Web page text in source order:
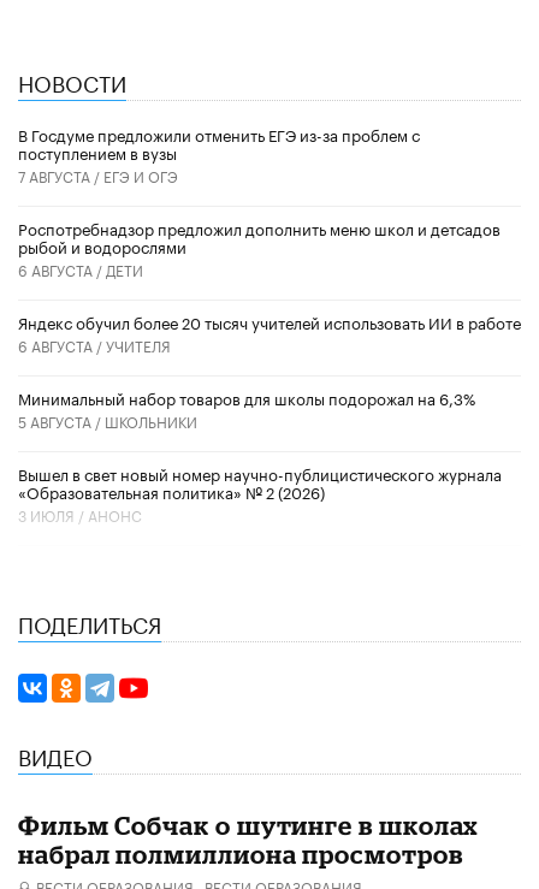
НОВОСТИ
В Госдуме предложили отменить ЕГЭ из-за проблем с
поступлением в вузы
7 АВГУСТА / ЕГЭ И ОГЭ
Роспотребнадзор предложил дополнить меню школ и детсадов
рыбой и водорослями
6 АВГУСТА / ДЕТИ
​Яндекс обучил более 20 тысяч учителей использовать ИИ в работе
6 АВГУСТА /УЧИТЕЛЯ
Минимальный набор товаров для школы подорожал на 6,3%
5 АВГУСТА / ШКОЛЬНИКИ
Вышел в свет новый номер научно-публицистического журнала
«Образовательная политика» № 2 (2026)
3 ИЮЛЯ / АНОНС
ПОДЕЛИТЬСЯ
ВИДЕО
Фильм Собчак о шутинге в школах
набрал полмиллиона просмотров